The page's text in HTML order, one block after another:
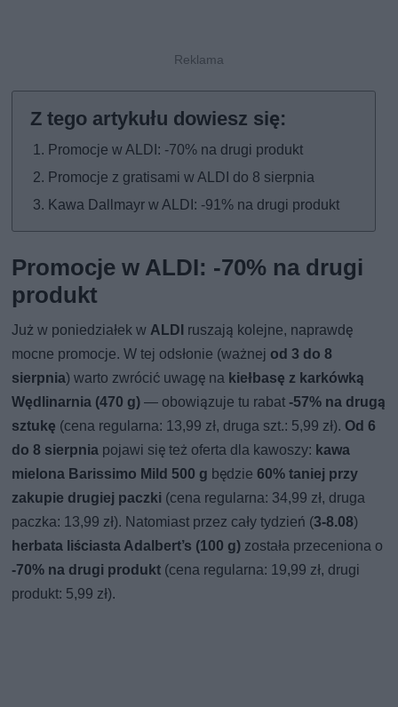
Promocje w ALDI: -70% na drugi produkt
Promocje z gratisami w ALDI do 8 sierpnia
Kawa Dallmayr w ALDI: -91% na drugi produkt
Promocje w ALDI: -70% na drugi
produkt
Już w poniedziałek w ALDI ruszają kolejne, naprawdę
mocne promocje. W tej odsłonie (ważnej od 3 do 8
sierpnia) warto zwrócić uwagę na kiełbasę z karkówką
Wędlinarnia (470 g) — obowiązuje tu rabat-57% na drugą
sztukę (cena regularna: 13,99 zł, druga szt.: 5,99 zł). Od 6
do 8 sierpnia pojawi się też oferta dla kawoszy: kawa
mielona Barissimo Mild 500 g będzie60% taniej przy
zakupie drugiej paczki (cena regularna: 34,99 zł, druga
paczka: 13,99 zł). Natomiast przez cały tydzień (3-8.08)
herbata liściasta Adalbert’s (100 g) została przeceniona o
-70% na drugi produkt (cena regularna: 19,99 zł, drugi
produkt: 5,99 zł).